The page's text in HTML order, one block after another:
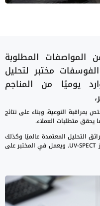
المطلوبة
مختبر لتحليل
يوميًا من المناجم
بمراقبة النوعية، وبناء على نتائج
يحقق متطلبات العملاء.
التحليل المعتمدة عالميًا وكذلك
باستخدام أجهزة متطورة كجهاز X-RAY وجهاز UV-SPECT. ويعمل في المختبر على